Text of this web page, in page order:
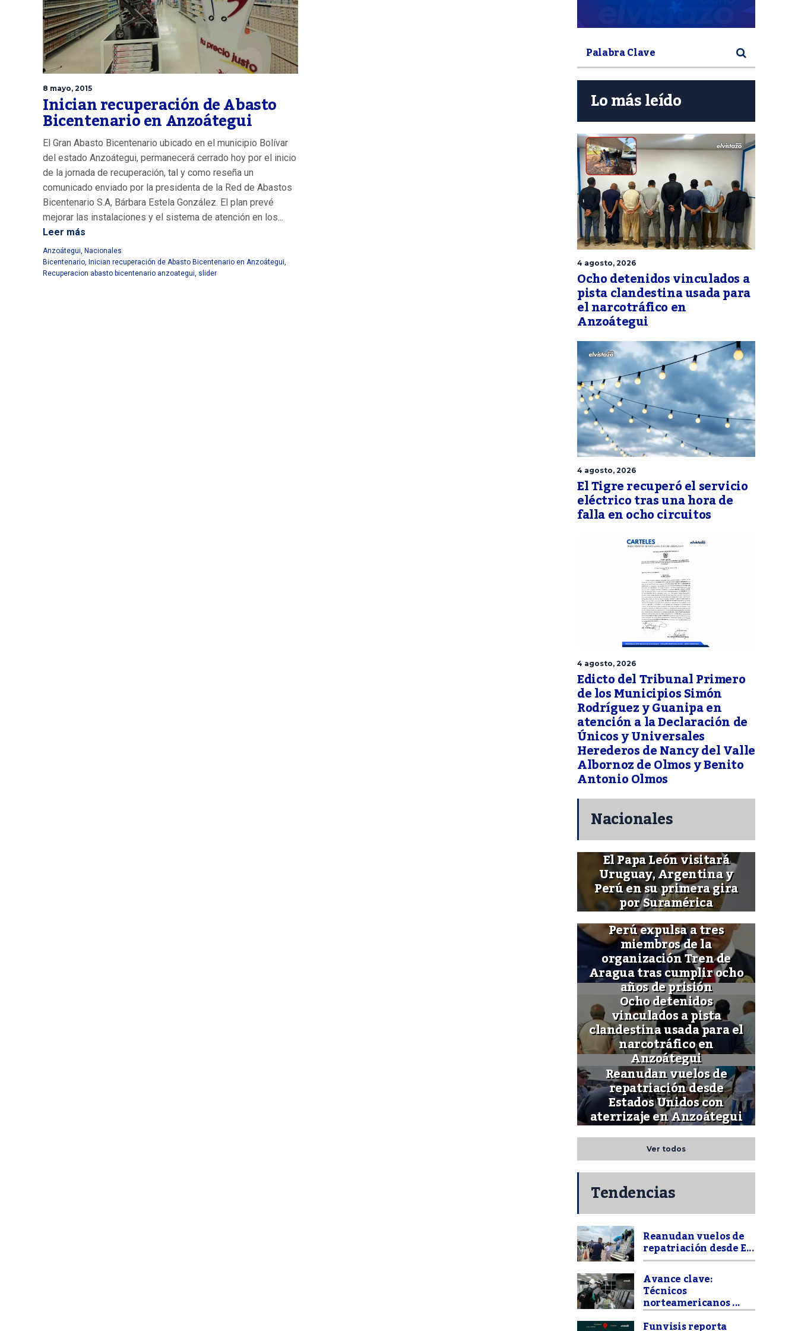
8 mayo, 2015
Inician recuperación de Abasto
Bicentenario en Anzoátegui
El Gran Abasto Bicentenario ubicado en el municipio Bolívar
del estado Anzoátegui, permanecerá cerrado hoy por el inicio
de la jornada de recuperación, tal y como reseña un
comunicado enviado por la presidenta de la Red de Abastos
Bicentenario S.A, Bárbara Estela González. El plan prevé
mejorar las instalaciones y el sistema de atención en los...
Leer más
Anzoátegui Nacionales
Bicentenario Inician recuperación de Abasto Bicentenario en Anzoátegui
Recuperacion abasto bicentenario anzoategui slider
Lo más leído
4 agosto, 2026
Ocho detenidos vinculados a
pista clandestina usada para
el narcotráfico en
Anzoátegui
4 agosto, 2026
El Tigre recuperó el servicio
eléctrico tras una hora de
falla en ocho circuitos
4 agosto, 2026
Edicto del Tribunal Primero
de los Municipios Simón
Rodríguez y Guanipa en
atención a la Declaración de
Únicos y Universales
Herederos de Nancy del Valle
Albornoz de Olmos y Benito
Antonio Olmos
Nacionales
El Papa León visitará
Uruguay, Argentina y
Perú en su primera gira
por Suramérica
Perú expulsa a tres
miembros de la
organización Tren de
Aragua tras cumplir ocho
años de prisión
Ocho detenidos
vinculados a pista
clandestina usada para el
narcotráfico en
Anzoátegui
Reanudan vuelos de
repatriación desde
Estados Unidos con
aterrizaje en Anzoátegui
Ver todos
Tendencias
Reanudan vuelos de
repatriación desde E...
Avance clave:
Técnicos
norteamericanos ...
Funvisis reporta